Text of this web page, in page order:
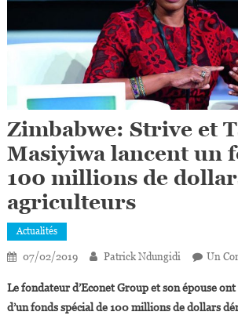
Zimbabwe: Strive et
Masiyiwa lancent un
100 millions de
agriculteurs
Actualités
07/02/2019 Patrick Ndungidi Un
Le fondateur d’Econet Group et son épouse
d’un fonds spécial de 100 millions de dollars